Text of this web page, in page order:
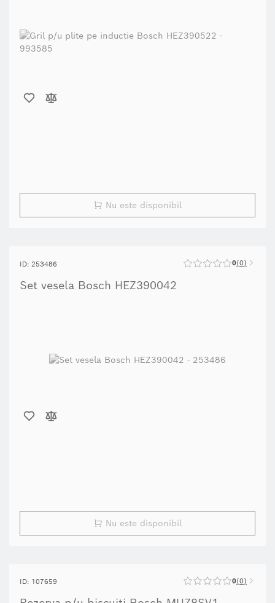
Nu este disponibil
ID: 253486 0 0
Set vesela Bosch HEZ390042
Nu este disponibil
ID: 107659 0 0